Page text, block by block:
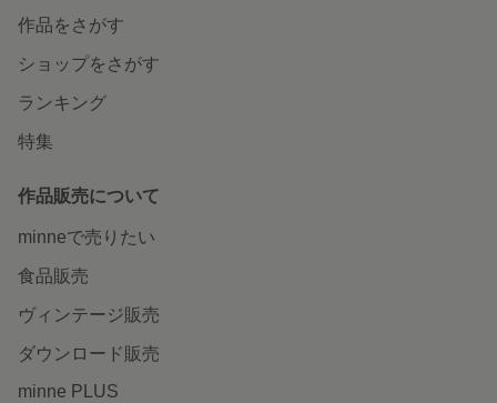
作品をさがす
ショップをさがす
ランキング
特集
作品販売について
minneで売りたい
食品販売
ヴィンテージ販売
ダウンロード販売
minne PLUS